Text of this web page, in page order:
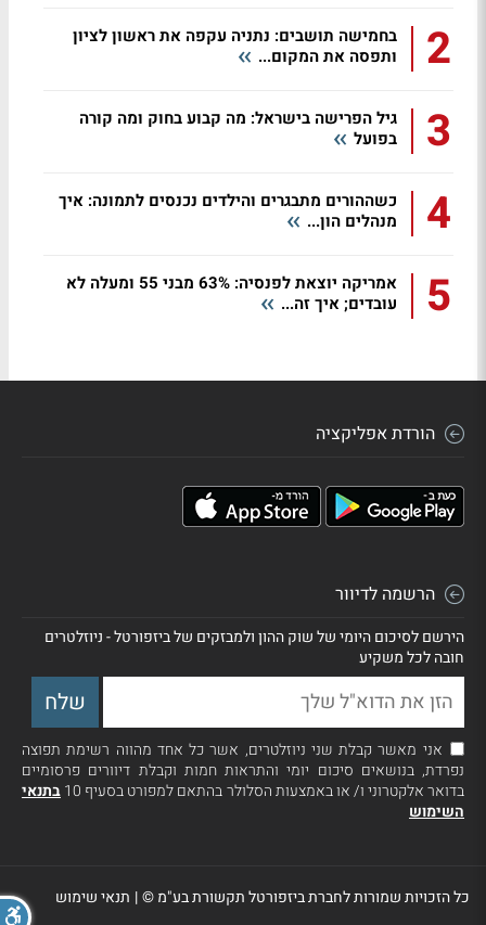
2
בחמישה תושבים: נתניה עקפה את ראשון לציון
ותפסה את המקום...
3
גיל הפרישה בישראל: מה קבוע בחוק ומה קורה
בפועל
4
כשההורים מתבגרים והילדים נכנסים לתמונה: איך
מנהלים הון...
5
אמריקה יוצאת לפנסיה: 63% מבני 55 ומעלה לא
עובדים; איך זה...
הורדת אפליקציה
הרשמה לדיוור
הירשם לסיכום היומי של שוק ההון ולמבזקים של ביזפורטל - ניוזלטרים
חובה לכל משקיע
אני מאשר קבלת שני ניוזלטרים, אשר כל אחד מהווה רשימת תפוצה
נפרדת, בנושאים סיכום יומי והתראות חמות וקבלת דיוורים פרסומיים
בדואר אלקטרוני ו/ או באמצעות הסלולר בהתאם למפורט בסעיף 10
בתנאי
השימוש
כל הזכויות שמורות לחברת ביזפורטל תקשורת בע"מ ©| תנאי שימוש